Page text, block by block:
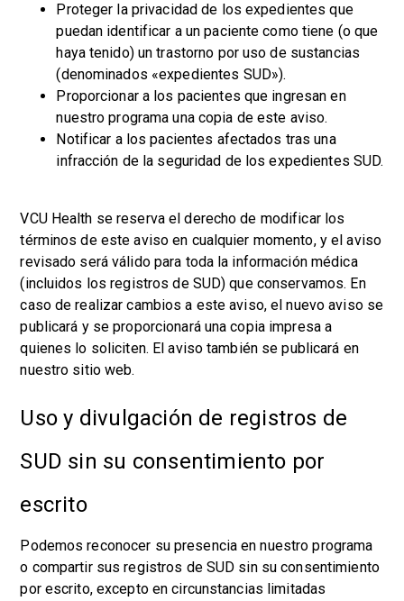
Proteger la privacidad de los expedientes que
puedan identificar a un paciente como tiene (o que
haya tenido) un trastorno por uso de sustancias
(denominados «expedientes SUD»).
Proporcionar a los pacientes que ingresan en
nuestro programa una copia de este aviso.
Notificar a los pacientes afectados tras una
infracción de la seguridad de los expedientes SUD.
VCU Health se reserva el derecho de modificar los
términos de este aviso en cualquier momento, y el aviso
revisado será válido para toda la información médica
(incluidos los registros de SUD) que conservamos. En
caso de realizar cambios a este aviso, el nuevo aviso se
publicará y se proporcionará una copia impresa a
quienes lo soliciten. El aviso también se publicará en
nuestro sitio web.
Uso y divulgación de registros de
SUD sin su consentimiento por
escrito
Podemos reconocer su presencia en nuestro programa
o compartir sus registros de SUD sin su consentimiento
por escrito, excepto en circunstancias limitadas